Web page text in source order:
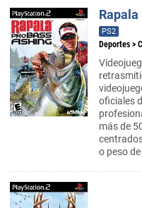
PS2
Deportes >
oficiales
más de
o peso